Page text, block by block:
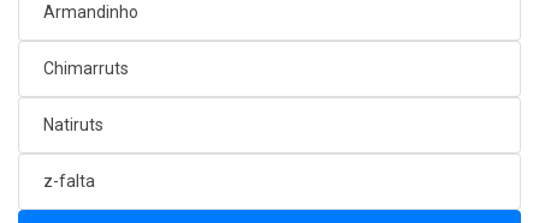
Armandinho
Chimarruts
Natiruts
z-falta